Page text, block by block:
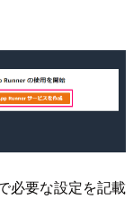
必要な設定を記載